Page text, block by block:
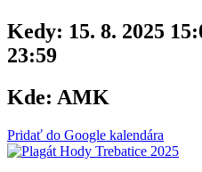
Kedy: 15. 8. 2025
23:59
Kde: AMK
Pridať do Google kalendára